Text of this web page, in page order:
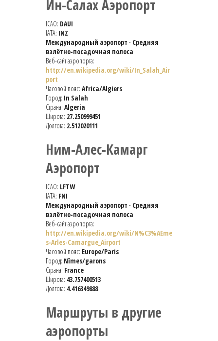
Ин-Салах Аэропорт
ICAO: DAUI
IATA: INZ
Международный аэропорт - Средняя
взлётно-посадочная полоса
Веб-сайт аэропорта:
http://en.wikipedia.org/wiki/In_Salah_Air
port
Часовой пояс: Africa/Algiers
Город: In Salah
Страна: Algeria
Широта: 27.250999451
Долгота: 2.512020111
Ним-Алес-Камарг
Аэропорт
ICAO: LFTW
IATA: FNI
Международный аэропорт - Средняя
взлётно-посадочная полоса
Веб-сайт аэропорта:
http://en.wikipedia.org/wiki/N%C3%AEme
s-Arles-Camargue_Airport
Часовой пояс: Europe/Paris
Город: Nîmes/garons
Страна: France
Широта: 43.757400513
Долгота: 4.416349888
Маршруты в другие
аэропорты